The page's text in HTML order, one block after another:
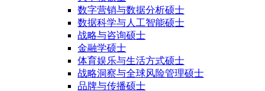
数字营销与数据分析硕士
数据科学与人工智能硕士
战略与咨询硕士
金融学硕士
体育娱乐与生活方式硕士
战略洞察与全球风险管理硕士
品牌与传播硕士